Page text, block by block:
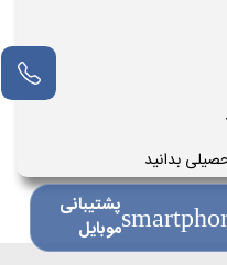
بدانید
پشتیبانی
موبایل